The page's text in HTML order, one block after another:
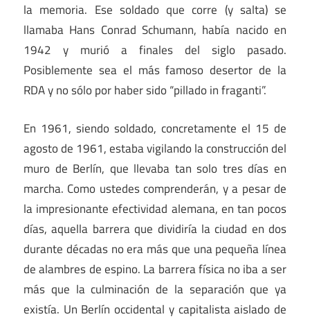
la memoria. Ese soldado que corre (y salta) se
llamaba Hans Conrad Schumann, había nacido en
1942 y murió a finales del siglo pasado.
Posiblemente sea el más famoso desertor de la
RDA y no sólo por haber sido “pillado in fraganti”.
En 1961, siendo soldado, concretamente el 15 de
agosto de 1961, estaba vigilando la construcción del
muro de Berlín, que llevaba tan solo tres días en
marcha. Como ustedes comprenderán, y a pesar de
la impresionante efectividad alemana, en tan pocos
días, aquella barrera que dividiría la ciudad en dos
durante décadas no era más que una pequeña línea
de alambres de espino. La barrera física no iba a ser
más que la culminación de la separación que ya
existía. Un Berlín occidental y capitalista aislado de